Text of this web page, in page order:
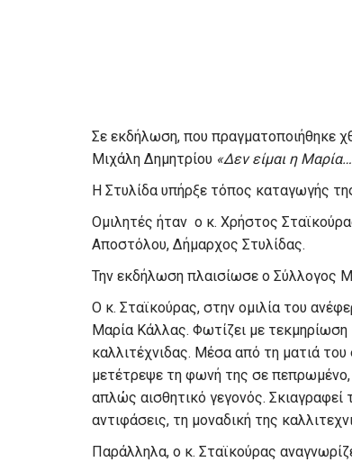
Σε εκδήλωση, που πραγματοποιήθηκε
Μιχάλη Δημητρίου «Δεν είμαι η
Η Στυλίδα υπήρξε τόπος καταγωγής
Ομιλητές ήταν ο κ. Χρήστος
Αποστόλου, Δήμαρχος Στυλίδας.
Την εκδήλωση πλαισίωσε ο Σύλλογος
Ο κ. Σταϊκούρας, στην ομιλία του
Μαρία Κάλλας. Φωτίζει με τεκμηρίωση
καλλιτέχνιδας. Μέσα από τη ματιά του
μετέτρεψε τη φωνή της σε
απλώς αισθητικό γεγονός.
αντιφάσεις, τη μοναδική της
Παράλληλα, ο κ. Σταϊκούρας